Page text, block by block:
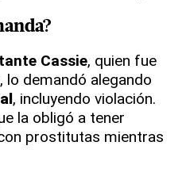
Cassie, quien fue
demandó alegando
, incluyendo violación.
la obligó a tener
prostitutas mientras